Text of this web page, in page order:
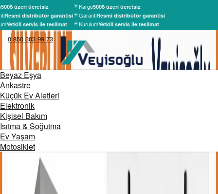
500₺ üzeri ücretsiz
Resmi distribütör garantisi
Yetkili servis ile teslimat
Kargo500₺ üzeri ücretsiz
GarantiResmi distribütör garantisi
KurulumYetkili servis ile teslimat
0 850 303 99 73
Beyaz Eşya
Ankastre
Küçük Ev Aletleri
Elektronik
Kişisel Bakım
Isıtma & Soğutma
Ev Yaşam
Motosiklet